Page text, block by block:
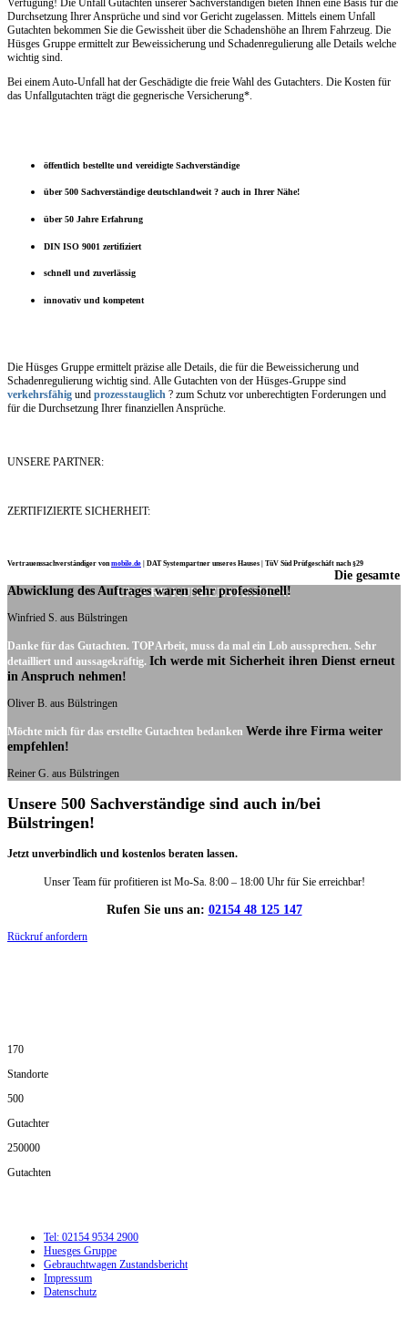
Verfügung! Die Unfall Gutachten unserer Sachverständigen bieten Ihnen eine Basis für die
Durchsetzung Ihrer Ansprüche und sind vor Gericht zugelassen. Mittels einem Unfall
Gutachten bekommen Sie die Gewissheit über die Schadenshöhe an Ihrem Fahrzeug. Die
Hüsges Gruppe ermittelt zur Beweissicherung und Schadenregulierung alle Details welche
wichtig sind.
Bei einem Auto-Unfall hat der Geschädigte die freie Wahl des Gutachters. Die Kosten für
das Unfallgutachten trägt die gegnerische Versicherung*.
öffentlich bestellte und vereidigte Sachverständige
über 500 Sachverständige deutschlandweit ? auch in Ihrer Nähe!
über 50 Jahre Erfahrung
DIN ISO 9001 zertifiziert
schnell und zuverlässig
innovativ und kompetent
Die Hüsges Gruppe ermittelt präzise alle Details, die für die Beweissicherung und
Schadenregulierung wichtig sind. Alle Gutachten von der Hüsges-Gruppe sind
verkehrsfähig und prozesstauglich ? zum Schutz vor unberechtigten Forderungen und
für die Durchsetzung Ihrer finanziellen Ansprüche.
UNSERE PARTNER:
ZERTIFIZIERTE SICHERHEIT:
Vertrauenssachverständiger vonmobile.de DAT Systempartner unseres Hauses | TüV Süd Prüfgeschäft nach §29
UNSERE KUNDENSTIMMEN:
Die gesamte
Abwicklung des Auftrages waren sehr professionell!
Winfried S. aus Bülstringen
Danke für das Gutachten. TOP Arbeit, muss da mal ein Lob aussprechen. Sehr
detailliert und aussagekräftig. Ich werde mit Sicherheit ihren Dienst erneut
in Anspruch nehmen!
Oliver B. aus Bülstringen
Möchte mich für das erstellte Gutachten bedanken Werde ihre Firma weiter
empfehlen!
Reiner G. aus Bülstringen
Unsere 500 Sachverständige sind auch in/bei
Bülstringen!
Jetzt unverbindlich und kostenlos beraten lassen.
Unser Team für profitieren ist Mo-Sa. 8:00 – 18:00 Uhr für Sie erreichbar!
Rufen Sie uns an: 02154 48 125 147
Rückruf anfordern
170
Standorte
500
Gutachter
250000
Gutachten
Tel: 02154 9534 2900
Huesges Gruppe
Gebrauchtwagen Zustandsbericht
Impressum
Datenschutz